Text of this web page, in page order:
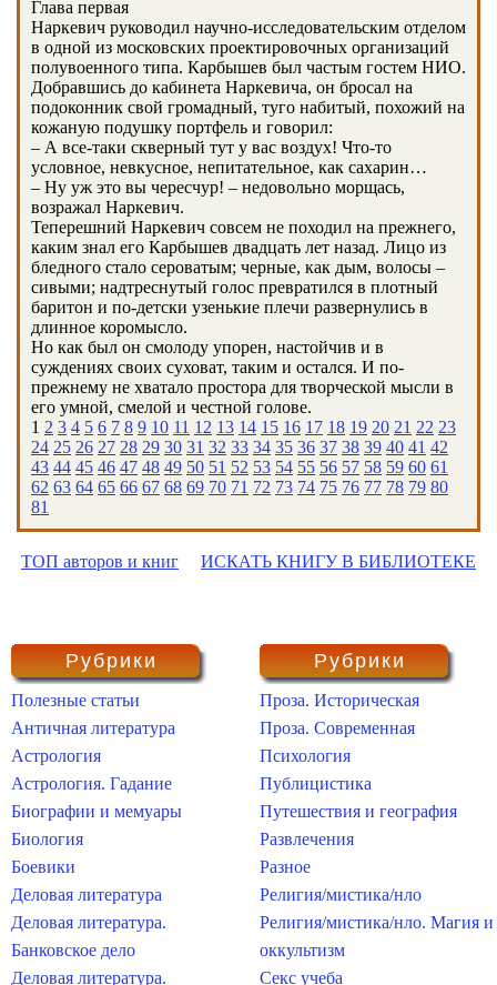
Глава первая
Наркевич руководил научно-исследовательским отделом
в одной из московских проектировочных организаций
полувоенного типа. Карбышев был частым гостем НИО.
Добравшись до кабинета Наркевича, он бросал на
подоконник свой громадный, туго набитый, похожий на
кожаную подушку портфель и говорил:
– А все-таки скверный тут у вас воздух! Что-то
условное, невкусное, непитательное, как сахарин…
– Ну уж это вы чересчур! – недовольно морщась,
возражал Наркевич.
Теперешний Наркевич совсем не походил на прежнего,
каким знал его Карбышев двадцать лет назад. Лицо из
бледного стало сероватым; черные, как дым, волосы –
сивыми; надтреснутый голос превратился в плотный
баритон и по-детски узенькие плечи развернулись в
длинное коромысло.
Но как был он смолоду упорен, настойчив и в
суждениях своих суховат, таким и остался. И по-
прежнему не хватало простора для творческой мысли в
его умной, смелой и честной голове.
1 2 3 4 5 6 7 8 9 10 11 12 13 14 15 16 17 18 19 20 21 22 23
24 25 26 27 28 29 30 31 32 33 34 35 36 37 38 39 40 41 42
43 44 45 46 47 48 49 50 51 52 53 54 55 56 57 58 59 60 61
62 63 64 65 66 67 68 69 70 71 72 73 74 75 76 77 78 79 80
81
ТОП авторов и книг ИСКАТЬ КНИГУ В БИБЛИОТЕКЕ
Рубрики
Полезные статьи
Античная литература
Астрология
Астрология. Гадание
Биографии и мемуары
Биология
Боевики
Деловая литература
Деловая литература.
Банковское дело
Деловая литература.
Рубрики
Проза. Историческая
Проза. Современная
Психология
Публицистика
Путешествия и география
Развлечения
Разное
Религия/мистика/нло
Религия/мистика/нло. Магия и
оккультизм
Секс учеба